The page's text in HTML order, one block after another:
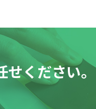
せください。